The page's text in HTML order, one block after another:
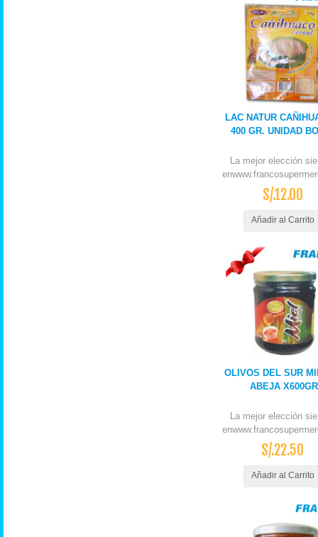
LAC NATUR
400 GR. UNIDAD
La mejor elección
S/.12.00
Añadir al Carrito
OLIVOS DEL SUR
ABEJA X600GR
La mejor elección
S/.22.50
Añadir al Carrito